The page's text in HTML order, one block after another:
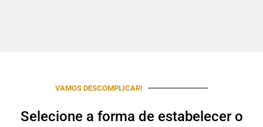
VAMOS DESCOMPLICAR!
Selecione a forma de estabelecer o